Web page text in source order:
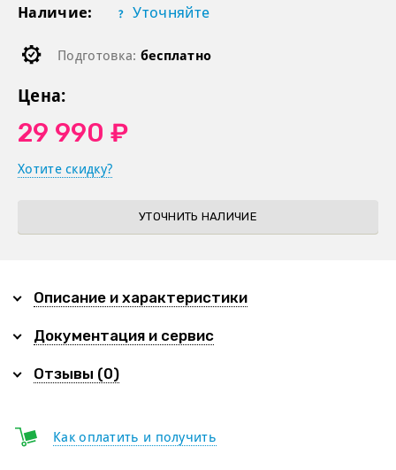
Наличие: Уточняйте
Подготовка: бесплатно
Цена:
29 990 ₽
Хотите скидку?
УТОЧНИТЬ НАЛИЧИЕ
Описание и характеристики
Документация и сервис
Отзывы (0)
Как оплатить и получить